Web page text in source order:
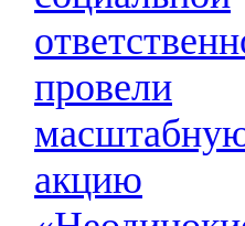
провели
акцию